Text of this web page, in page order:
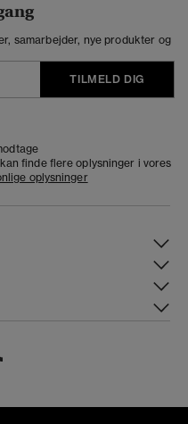
samarbejder, nye produkter og
TILMELD DIG
finde flere oplysninger i vores
oplysninger